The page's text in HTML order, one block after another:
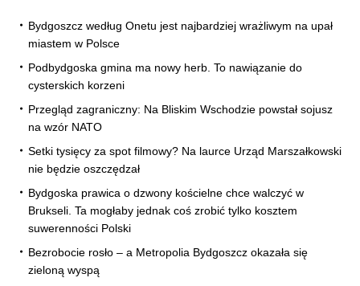
Bydgoszcz według Onetu jest najbardziej wrażliwym na upał
miastem w Polsce
Podbydgoska gmina ma nowy herb. To nawiązanie do
cysterskich korzeni
Przegląd zagraniczny: Na Bliskim Wschodzie powstał sojusz
na wzór NATO
Setki tysięcy za spot filmowy? Na laurce Urząd Marszałkowski
nie będzie oszczędzał
Bydgoska prawica o dzwony kościelne chce walczyć w
Brukseli. Ta mogłaby jednak coś zrobić tylko kosztem
suwerenności Polski
Bezrobocie rosło – a Metropolia Bydgoszcz okazała się
zieloną wyspą